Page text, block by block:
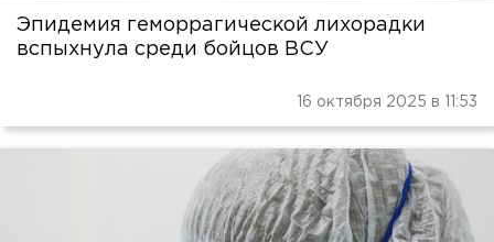
Эпидемия геморрагической лихорадки
вспыхнула среди бойцов ВСУ
16 октября 2025 в 11:53